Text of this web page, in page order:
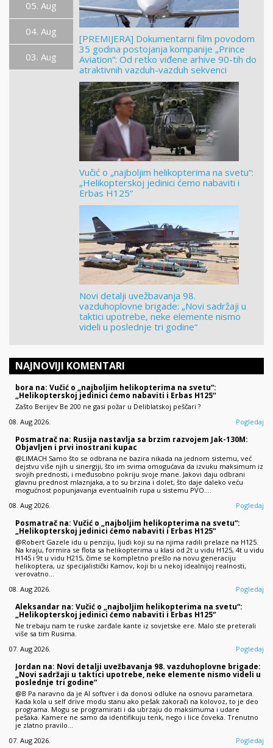
05. Aug
04. Aug
03. Aug
[PREMIJERA] Dokumentarni film povodom
35 godina postojanja kompanije „Prince
Aviation“: Od retko viđene arhive 90-tih do
atraktivnih vazduh-vazduh sekvenci
Vučić o „najboljim helikopterima na svetu“:
„Helikopterskoj jedinici ćemo nabaviti i
Erbas H125“
Novi detalji uvežbavanja 98.
vazduhoplovne brigade: „Novi sadržaji u
taktici upotrebe, neke elemente nismo
videli u poslednje tri godine“
NAJNOVIJI KOMENTARI
bora na: Vučić o „najboljim helikopterima na svetu“:
„Helikopterskoj jedinici ćemo nabaviti i Erbas H125“
Zašto Berijev Be 200 ne gasi požar u Deliblatskoj peščari ?
08. Aug 2026.
Pogledaj
Posmatrač na: Rusija nastavlja sa brzim razvojem Jak-130M:
Objavljen i prvi inostrani kupac
@LIMACH Samo što se odbrana ne bazira nikada na jednom sistemu, već
dejstvu više njih u sinergiji, što im svima omogućava da izvuku maksimum iz
svojih prednosti, i međusobno pokriju svoje mane. Jakovi daju odbrani
glavnu prednost mlaznjaka, a to su brzina i dolet, što daje daleko veću
mogućnost popunjavanja eventualnih rupa u sistemu PVO.…
08. Aug 2026.
Pogledaj
Posmatrač na: Vučić o „najboljim helikopterima na svetu“:
„Helikopterskoj jedinici ćemo nabaviti i Erbas H125“
@Robert Gazele idu u penziju, ljudi koji su na njima radili prelaze na H125.
Na kraju, formira se flota sa helikopterima u klasi od 2t u vidu H125, 4t u vidu
H145 i 9t u vidu H215, čime se kompletno prešlo na novu generaciju
helikoptera, uz specijalistički Kamov, koji bi u nekoj idealnijoj realnosti,
verovatno…
08. Aug 2026.
Pogledaj
Aleksandar na: Vučić o „najboljim helikopterima na svetu“:
„Helikopterskoj jedinici ćemo nabaviti i Erbas H125“
Ne trebaju nam te ruske zarđale kante iz sovjetske ere. Malo ste preterali
više sa tim Rusima.
07. Aug 2026.
Pogledaj
Jordan na: Novi detalji uvežbavanja 98. vazduhoplovne brigade:
„Novi sadržaji u taktici upotrebe, neke elemente nismo videli u
poslednje tri godine“
@B Pa naravno da je AI softver i da donosi odluke na osnovu parametara.
Kada kola u self drive modu stanu ako pešak zakorači na kolovoz, to je deo
programa. Mogu se programirati i da ubrzaju do maksimuma i udare
pešaka. Kamere ne samo da identifikuju tenk, nego i lice čoveka. Trenutno
je zlatno pravilo…
07. Aug 2026.
Pogledaj